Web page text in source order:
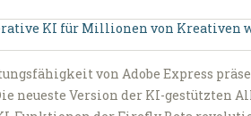
von Adobe Express
neueste Version der KI-gestützten